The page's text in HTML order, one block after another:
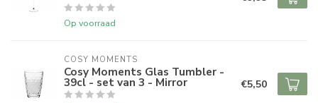
Op voorraad
COSY MOMENTS
Cosy Moments Glas Tumbler -
39cl - set van 3 - Mirror €5,50